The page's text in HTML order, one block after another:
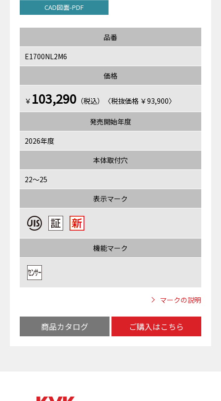
CAD図面-PDF
品番
E1700NL2M6
価格
￥ 103,290 （税込）〈税抜価格 ￥93,900〉
発売開始年度
2026年度
本体取付穴
22～25
表示マーク
機能マーク
マークの説明
商品カタログ ご購入はこちら